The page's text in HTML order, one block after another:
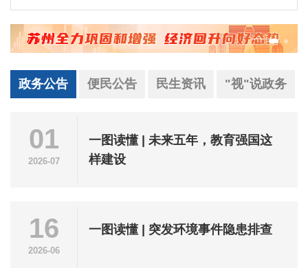
政务公告 便民公告 民生资讯 "视"说政务
01
2026-07
一图读懂 | 未来五年，教育强国这
样建设
16
2026-06
一图读懂 | 突发环境事件隐患排查